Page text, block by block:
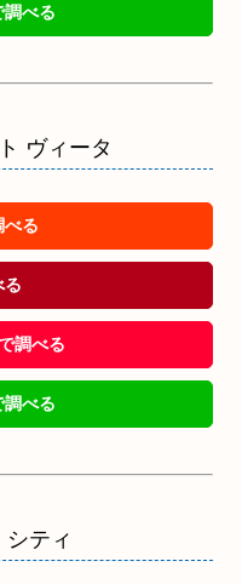
調べる
ヴィータ
べる
る
調べる
調べる
ティ